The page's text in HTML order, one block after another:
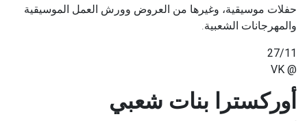
حفلات موسيقية، وغيرها من العروض وورش العمل الموسيقية
والمهرجانات الشعبية.
27/11
@ VK
أوركسترا بنات شعبي